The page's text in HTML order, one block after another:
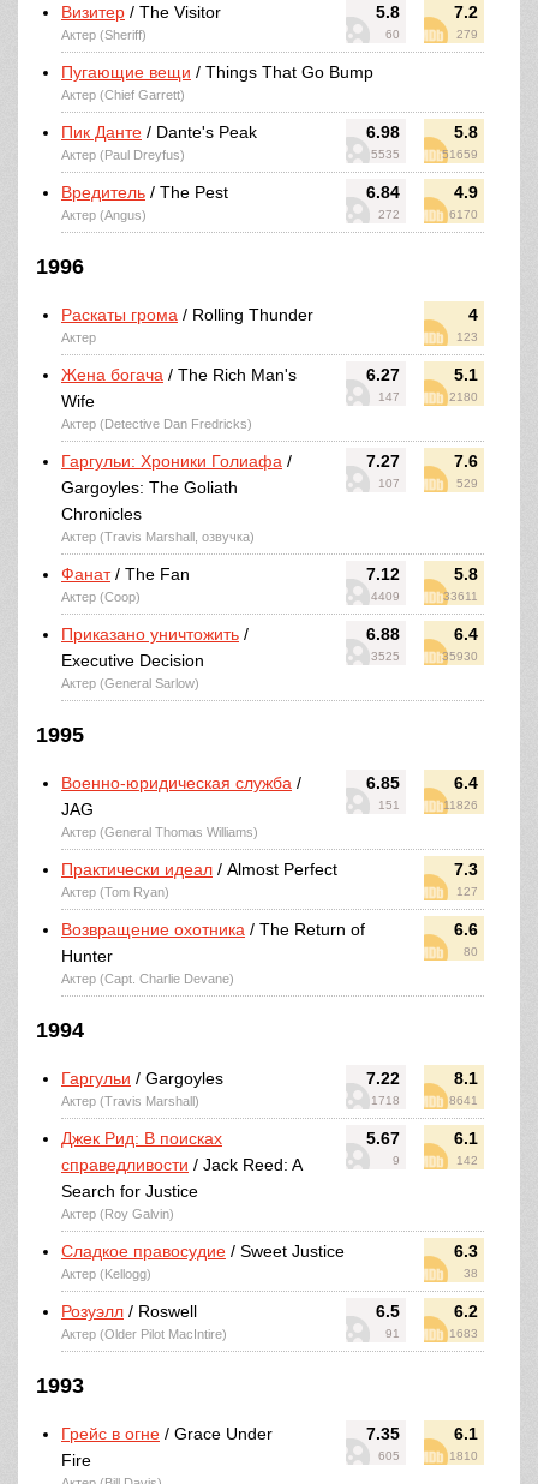
5.8
60
7.2
279
Визитер / The Visitor
Актер (Sheriff)
Пугающие вещи / Things That Go Bump
Актер (Chief Garrett)
6.98
5535
5.8
51659
Пик Данте / Dante's Peak
Актер (Paul Dreyfus)
6.84
272
4.9
6170
Вредитель / The Pest
Актер (Angus)
1996
4
123
Раскаты грома / Rolling Thunder
Актер
6.27
147
5.1
2180
Жена богача / The Rich Man's
Wife
Актер (Detective Dan Fredricks)
7.27
107
7.6
529
Гаргульи: Хроники Голиафа /
Gargoyles: The Goliath
Chronicles
Актер (Travis Marshall, озвучка)
7.12
4409
5.8
33611
Фанат/ The Fan
Актер (Coop)
6.88
3525
6.4
35930
Приказано уничтожить /
Executive Decision
Актер (General Sarlow)
1995
6.85
151
6.4
11826
Военно-юридическая служба /
JAG
Актер (General Thomas Williams)
7.3
127
Практически идеал / Almost Perfect
Актер (Tom Ryan)
6.6
80
Возвращение охотника / The Return of
Hunter
Актер (Capt. Charlie Devane)
1994
7.22
1718
8.1
8641
Гаргульи / Gargoyles
Актер (Travis Marshall)
5.67
9
6.1
142
Джек Рид: В поисках
справедливости / Jack Reed: A
Search for Justice
Актер (Roy Galvin)
6.3
38
Сладкое правосудие / Sweet Justice
Актер (Kellogg)
6.5
91
6.2
1683
Розуэлл / Roswell
Актер (Older Pilot MacIntire)
1993
7.35
605
6.1
1810
Грейс в огне / Grace Under
Fire